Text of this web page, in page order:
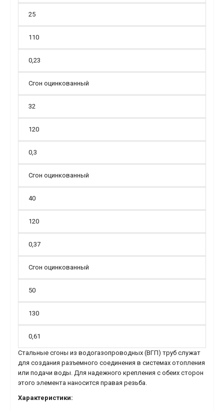
25
110
0,23
Сгон оцинкованный
32
120
0,3
Сгон оцинкованный
40
120
0,37
Сгон оцинкованный
50
130
0,61
Стальные сгоны из водогазопроводных (ВГП) труб служат
для создания разъемного соединения в системах отопления
или подачи воды. Для надежного крепления с обеих сторон
этого элемента наносится правая резьба.
Характеристики: